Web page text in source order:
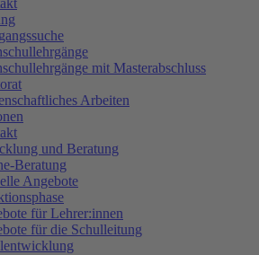
mit Masterabschluss
Arbeiten
und Beratung
Beratung
Angebote
für Lehrer:innen
für die Schulleitung